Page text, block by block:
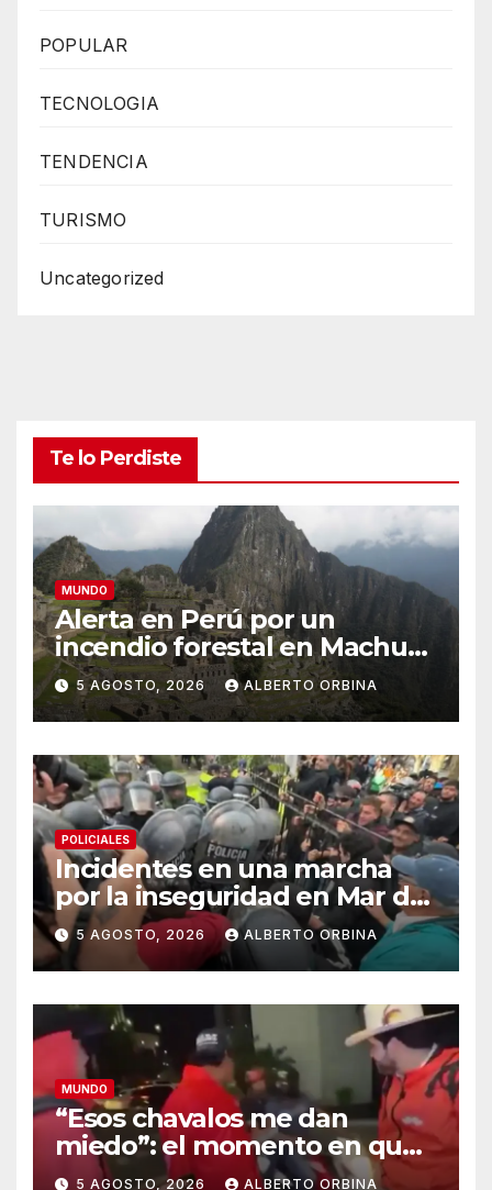
POPULAR
TECNOLOGIA
TENDENCIA
TURISMO
Uncategorized
Te lo Perdiste
MUNDO
Alerta en Perú por un
incendio forestal en Machu
Picchu que afecta el servicio
de trenes hacia el santuario
5 AGOSTO, 2026 ALBERTO ORBINA
POLICIALES
Incidentes en una marcha
por la inseguridad en Mar del
Plata: vecinos piden que
cambien la cúpula policial
5 AGOSTO, 2026 ALBERTO ORBINA
MUNDO
“Esos chavalos me dan
miedo”: el momento en que
los sicarios marcaron al
5 AGOSTO, 2026 ALBERTO ORBINA